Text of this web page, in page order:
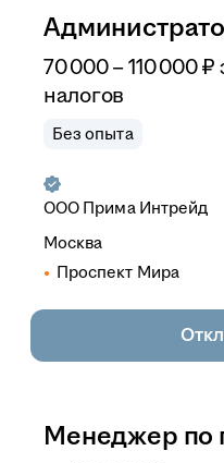
70 000–110 000₽
налогов
Без опыта
ООО Прима Интрейд
Москва
Проспект Мира
Менеджер по